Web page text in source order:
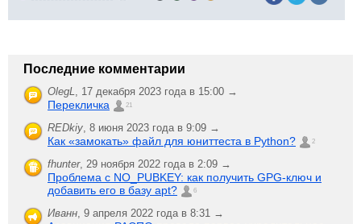
Последние комментарии
OlegL, 17 декабря 2023 года в 15:00 →
Перекличка 21
REDkiy, 8 июня 2023 года в 9:09 →
Как «замокать» файл для юниттеста в Python? 2
fhunter, 29 ноября 2022 года в 2:09 →
Проблема с NO_PUBKEY: как получить GPG-ключ и
добавить его в базу apt?
6
Иванн, 9 апреля 2022 года в 8:31 →